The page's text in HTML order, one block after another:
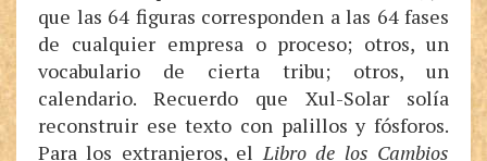
que las 64 figuras corresponden a las 64 fases
de cualquier empresa o proceso; otros, un
vocabulario de cierta tribu; otros, un
calendario. Recuerdo que Xul-Solar solía
reconstruir ese texto con palillos y fósforos.
Para los extranjeros, elLibro de los Cambios